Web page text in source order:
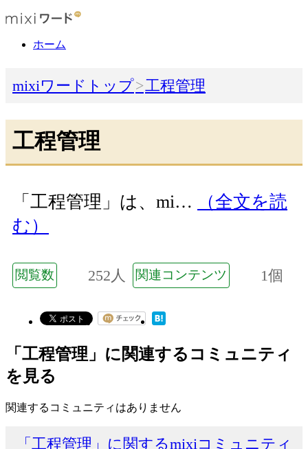
ホーム
mixiワードトップ 工程管理
工程管理
「工程管理」は、mi…
（全文を読
む）
閲覧数 252人 関連コンテンツ 1個
「工程管理」に関連するコミュニティ
を見る
関連するコミュニティはありません
「工程管理」に関するmixiコミュニティ